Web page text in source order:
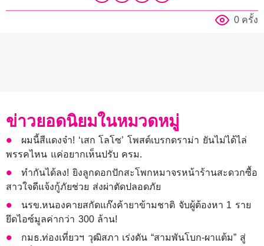
0 ครั้ง
ข่าวยอดนิยมในหมวดหมู่
ผมนี้สีแดงจ๋า! ‘เสก โลโซ’ โพสต์เบรกดราม่า ยันไม่ได้ไล่
พรรคไหน แค่อยากเห็นปรับ ครม.
ทำกันได้ลง! ยิงลูกดอกปักสะโพกหมาจรหน้าร้านสะดวกซื้อ
สาวใจดีแจ้งกู้ภัยช่วย ส่งผ่าตัดปลอดภัย
นรข.หนองคายสกัดแก๊งค้ายาข้ามชาติ จับผู้ต้องหา 1 ราย
ยึดไอซ์มูลค่ากว่า 300 ล้าน!
กมธ.ท่องเที่ยวฯ วุฒิสภา เร่งดัน “สามพันโบก-ผาแต้ม” สู่